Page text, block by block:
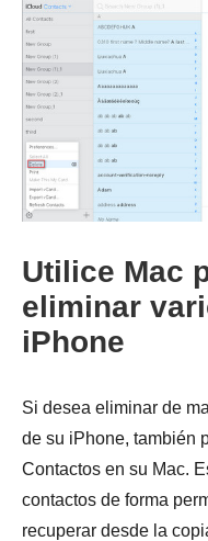
Paso 1.
Utilice Mac
eliminar
iPhone
Si desea eliminar de
de su iPhone, también
Contactos en su Mac.
contactos de forma
recuperar desde la